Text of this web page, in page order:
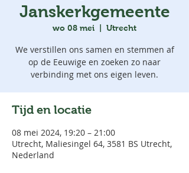
Janskerkgemeente
wo 08 mei Utrecht
We verstillen ons samen en stemmen af
op de Eeuwige en zoeken zo naar
verbinding met ons eigen leven.
Tijd en locatie
08 mei 2024, 19:20 – 21:00
Utrecht, Maliesingel 64, 3581 BS Utrecht,
Nederland